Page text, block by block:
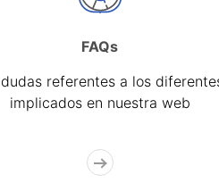
FAQs
referentes a los
implicados en nuestra web